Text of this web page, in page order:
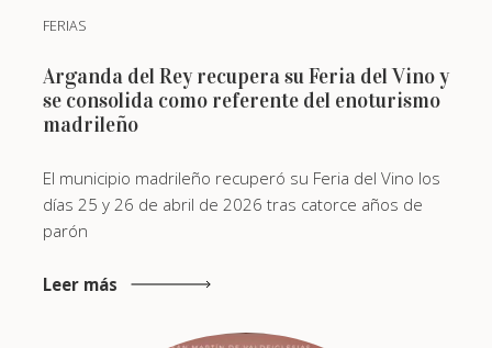
FERIAS
Arganda del Rey recupera su Feria del Vino y
se consolida como referente del enoturismo
madrileño
El municipio madrileño recuperó su Feria del Vino los
días 25 y 26 de abril de 2026 tras catorce años de
parón
Leer más